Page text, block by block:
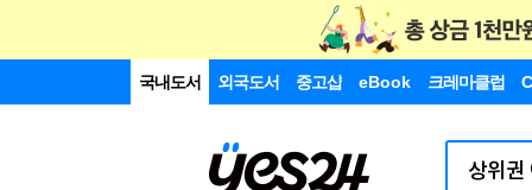
국내도서 외국도서 중고샵 eBook 크레마클럽